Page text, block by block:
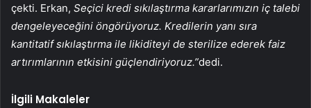
çekti. Erkan, Seçici kredi sıkılaştırma kararlarımızın iç talebi
dengeleyeceğini öngörüyoruz. Kredilerin yanı sıra
kantitatif sıkılaştırma ile likiditeyi de sterilize ederek faiz
artırımlarının etkisini güçlendiriyoruz.”dedi.
İlgili Makaleler